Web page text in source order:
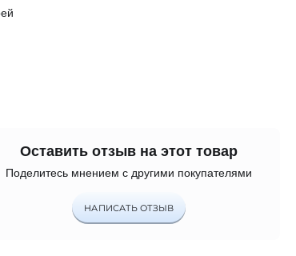
Оставить отзыв на этот товар
Поделитесь мнением с другими покупателями
НАПИСАТЬ ОТЗЫВ